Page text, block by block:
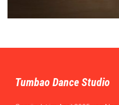
Tumbao Dance Studio